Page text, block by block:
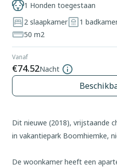
1 Honden toegestaan
2 slaapkamer
1
50 m2
Vanaf
€74.52Nacht
Dit nieuwe (2018), vrijstaande
in vakantiepark Boomhiemke,
De woonkamer heeft een